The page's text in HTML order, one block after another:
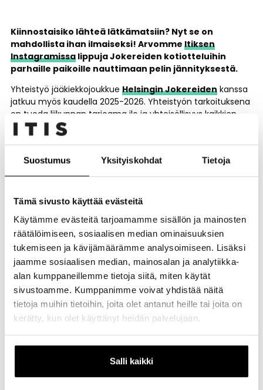
Suostumus Yksityiskohdat Tietoja
Tämä sivusto käyttää evästeitä
Käytämme evästeitä tarjoamamme sisällön ja mainosten
räätälöimiseen, sosiaalisen median ominaisuuksien
tukemiseen ja kävijämäärämme analysoimiseen. Lisäksi
jaamme sosiaalisen median, mainosalan ja analytiikka-
alan kumppaneillemme tietoja siitä, miten käytät
sivustoamme. Kumppanimme voivat yhdistää näitä
tietoja muihin tietoihin, joita olet antanut heille tai joita on
kerätty, kun olet käyttänyt heidän palvelujaan.
Salli kaikki
Kiinnostaisiko lähteä lätkämatsiin? Nyt se on
mahdollista ihan ilmaiseksi! Arvomme Itiksen
Instagramissa lippuja Jokereiden kotiotteluihin
parhaille paikoille nauttimaan pelin jännityksestä.
Yhteistyö jääkiekkojoukkue Helsingin Jokereiden kanssa
jatkuu myös kaudella 2025-2026. Yhteistyön tarkoituksena
on tuoda liikunnan tarjoama ilo ja yhteisöllisyys kaikkien
ulottuville!
Tavoitteena on tehdä jääkiekosta ja urheilukulttuurista
entistä saavutettavampaa kaikille, taustasta ja
urheilukulttuuri osaksi jokapäiväistä elämää.
Siksi arvommekin jokaiseen Jokereiden kotipeliin
kaksi lipupakettia – tsekkaa osallistumisohjeet alta!
Voita liput jokereiden kotipeliin
Arvomme kaksi lippupakettia Jokereiden jokaiseen
kotipeliin. Yksi paketti koostuu kahdesta lipusta, eli mikäli
voitat lippupaketin arvonnassa saat ottaa yhden avecin
mukaasi.
Huomioithan, että arvonnat tapahtuvat vain Itiksen
Instagramissa, joten tarvitset Instagram käyttäjän
osallistuaksesti arvontaan!